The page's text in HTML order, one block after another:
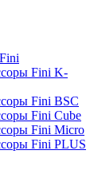
Fini K-
Fini BSC
Fini Cube
Fini Micro
Fini PLUS